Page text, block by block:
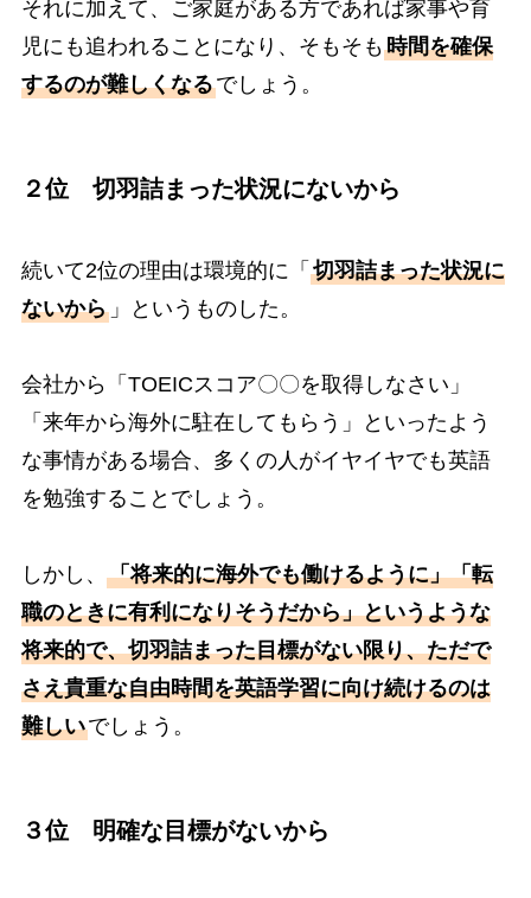
それに加えて、ご家庭がある方であれば家事や育
児にも追われることになり、そもそも 時間を確保
するのが難しくなるでしょう。
２位 切羽詰まった状況にないから
続いて2位の理由は環境的に「 切羽詰まった状況に
ないから」というものした。
会社から「TOEICスコア〇〇を取得しなさい」
「来年から海外に駐在してもらう」といったよう
な事情がある場合、多くの人がイヤイヤでも英語
を勉強することでしょう。
しかし、 「将来的に海外でも働けるように」「転
職のときに有利になりそうだから」というような
将来的で、切羽詰まった目標がない限り、ただで
さえ貴重な自由時間を英語学習に向け続けるのは
難しいでしょう。
３位 明確な目標がないから